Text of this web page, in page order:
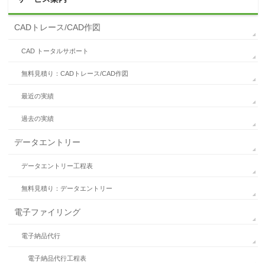
CADトレース/CAD作図
CAD トータルサポート
無料見積り：CADトレース/CAD作図
最近の実績
過去の実績
データエントリー
データエントリー工程表
無料見積り：データエントリー
電子ファイリング
電子納品代行
電子納品代行工程表